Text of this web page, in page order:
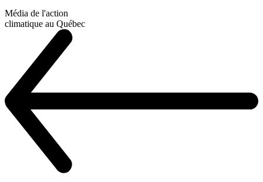
Média de l'action
climatique au Québec